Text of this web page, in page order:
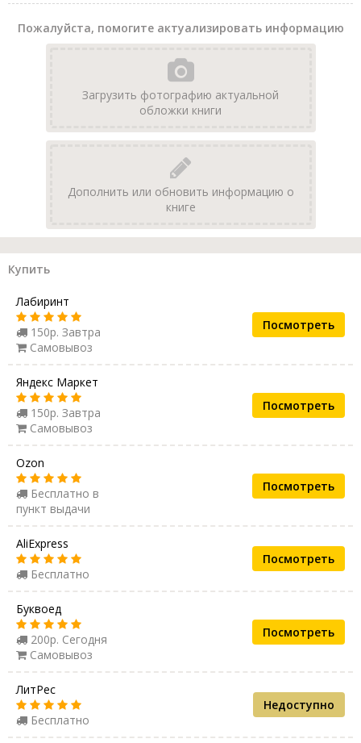
Пожалуйста, помогите актуализировать информацию
Загрузить фотографию актуальной
обложки книги
Дополнить или обновить информацию о
книге
Купить
Лабиринт
150р. Завтра
Самовывоз
Посмотреть
Яндекс Маркет
150р. Завтра
Самовывоз
Посмотреть
Ozon
Бесплатно в
пункт выдачи
Посмотреть
AliExpress
Бесплатно
Посмотреть
Буквоед
200р. Сегодня
Самовывоз
Посмотреть
ЛитРес
Бесплатно
Недоступно